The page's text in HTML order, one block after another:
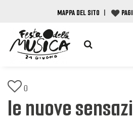
MAPPA DEL SITO |
0
le nuove